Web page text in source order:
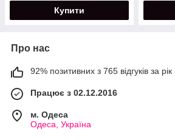
Купити
Про нас
92% позитивних з 765 відгуків за рік
Працює з 02.12.2016
м. Одеса
Одеса, Україна